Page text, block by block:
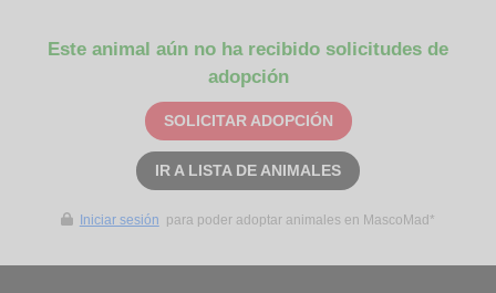
Este animal aún no ha recibido solicitudes de
adopción
SOLICITAR ADOPCIÓN
IR A LISTA DE ANIMALES
Iniciar sesión para poder adoptar animales en MascoMad*